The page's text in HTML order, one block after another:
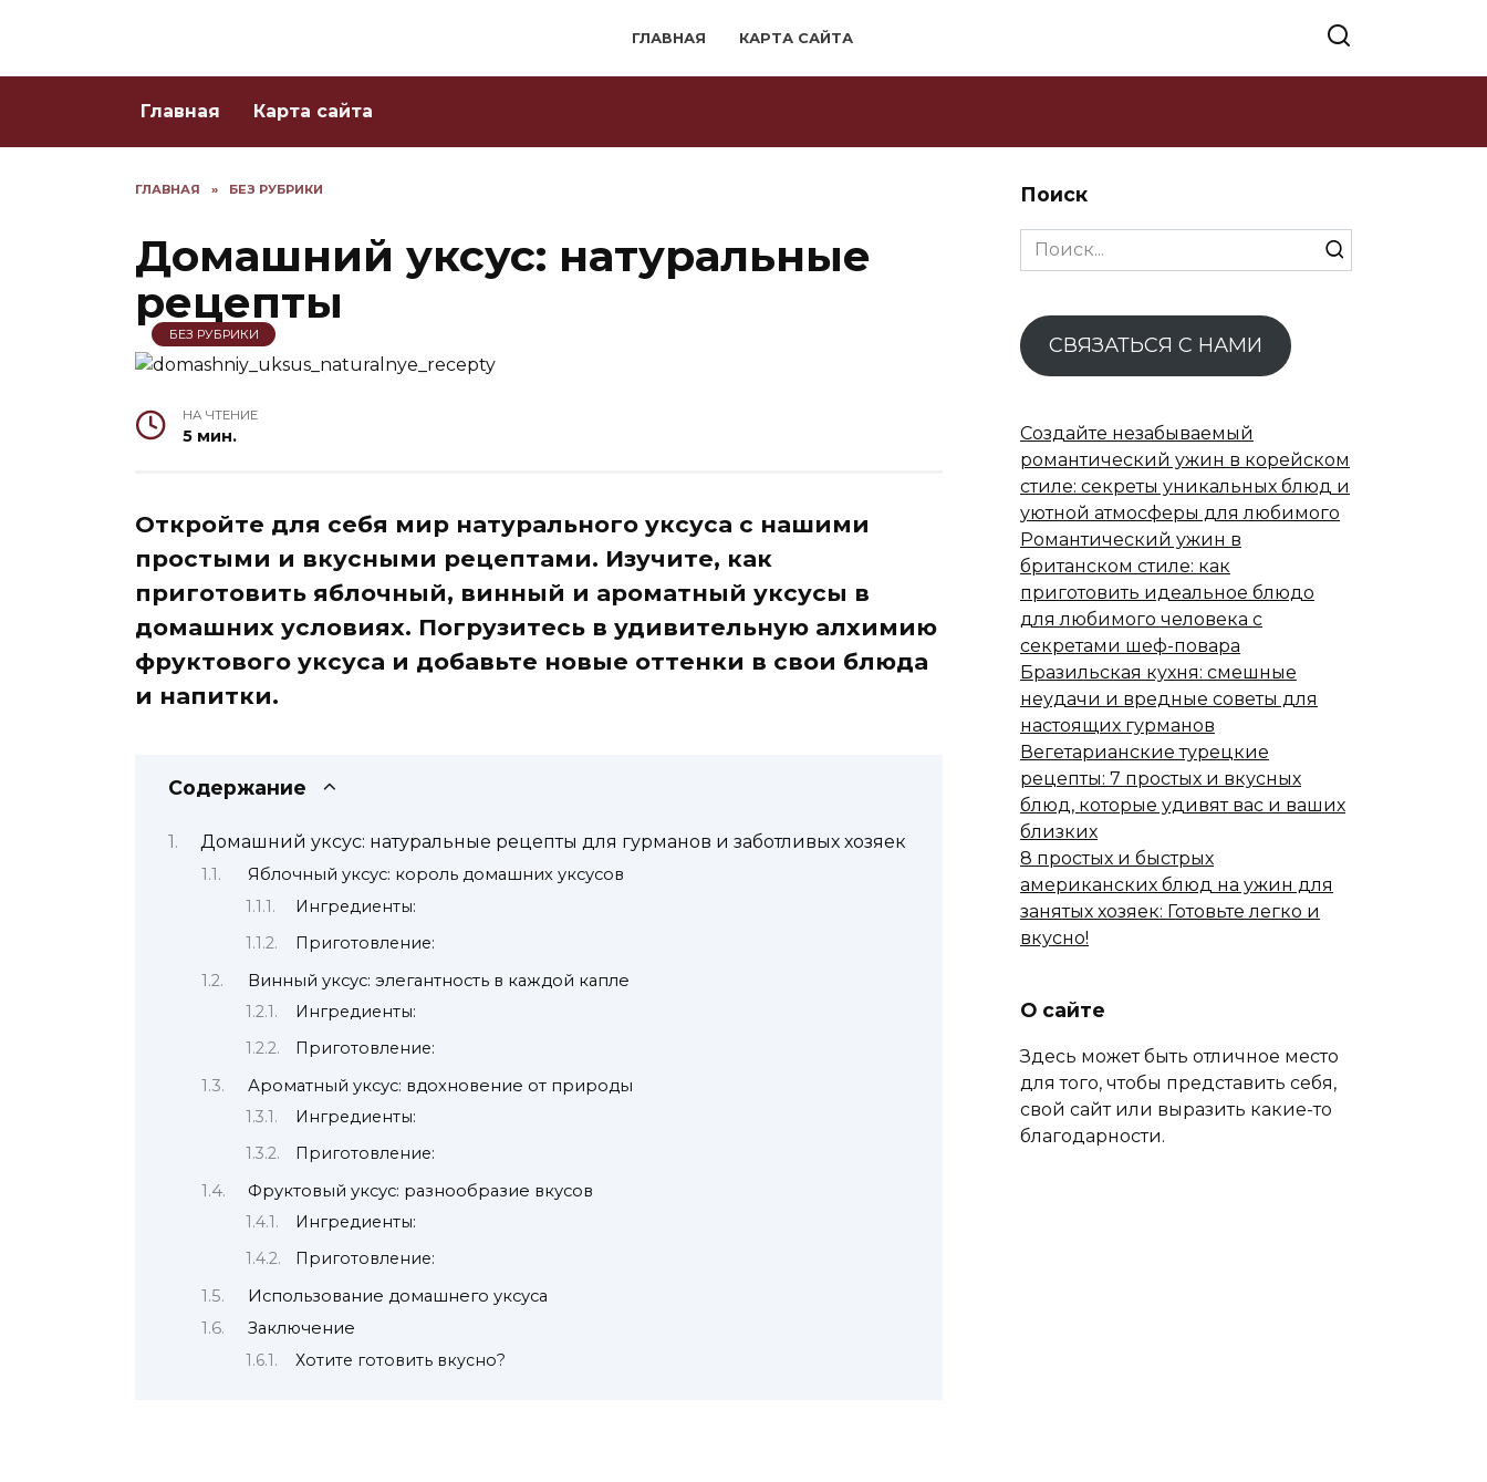
ГЛАВНАЯ КАРТА САЙТА
Главная Карта сайта
ГЛАВНАЯ » БЕЗ РУБРИКИ
Домашний уксус: натуральные
рецепты
БЕЗ РУБРИКИ
НА ЧТЕНИЕ
5 мин.
Откройте для себя мир натурального уксуса с нашими
простыми и вкусными рецептами. Изучите, как
приготовить яблочный, винный и ароматный уксусы в
домашних условиях. Погрузитесь в удивительную алхимию
фруктового уксуса и добавьте новые оттенки в свои блюда
и напитки.
Содержание
Домашний уксус: натуральные рецепты для гурманов и заботливых хозяек
Яблочный уксус: король домашних уксусов
Ингредиенты:
Приготовление:
Винный уксус: элегантность в каждой капле
Ингредиенты:
Приготовление:
Ароматный уксус: вдохновение от природы
Ингредиенты:
Приготовление:
Фруктовый уксус: разнообразие вкусов
Ингредиенты:
Приготовление:
Использование домашнего уксуса
Заключение
Хотите готовить вкусно?
Поиск
Search
for:
СВЯЗАТЬСЯ С НАМИ
Создайте незабываемый
романтический ужин в корейском
стиле: секреты уникальных блюд и
уютной атмосферы для любимого
Романтический ужин в
британском стиле: как
приготовить идеальное блюдо
для любимого человека с
секретами шеф-повара
Бразильская кухня: смешные
неудачи и вредные советы для
настоящих гурманов
Вегетарианские турецкие
рецепты: 7 простых и вкусных
блюд, которые удивят вас и ваших
близких
8 простых и быстрых
американских блюд на ужин для
занятых хозяек: Готовьте легко и
вкусно!
О сайте
Здесь может быть отличное место
для того, чтобы представить себя,
свой сайт или выразить какие-то
благодарности.